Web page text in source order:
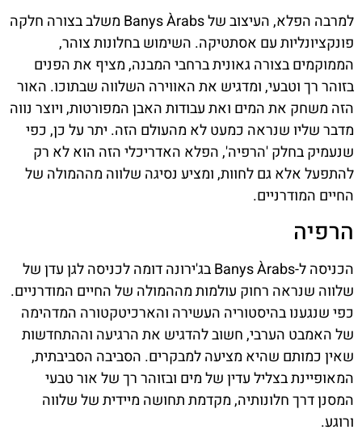
למרבה הפלא, העיצוב של Banys Àrabs משלב בצורה חלקה
פונקציונליות עם אסתטיקה. השימוש בחלונות צוהר,
הממוקמים בצורה גאונית ברחבי המבנה, מציף את הפנים
בזוהר רך וטבעי, ומדגיש את האווירה השלווה שבתוכו. האור
הזה משחק את המים ואת עבודות האבן המפורטות, ויוצר נווה
מדבר שליו שנראה כמעט לא מהעולם הזה. יתר על כן, כפי
שנעמיק בחלק 'הרפיה', הפלא האדריכלי הזה הוא לא רק
להתפעל אלא גם לחוות, ומציע נסיגה שלווה מההמולה של
החיים המודרניים.
הרפיה
הכניסה ל-Banys Àrabs בג'ירונה דומה לכניסה לגן עדן של
שלווה שנראה רחוק עולמות מההמולה של החיים המודרניים.
כפי שנגענו בהיסטוריה העשירה והארכיטקטורה המדהימה
של האמבט הערבי, חשוב להדגיש את הרגיעה וההתחדשות
שאין כמותם שהיא מציעה למבקרים. הסביבה הסביבתית,
המאופיינת בצליל עדין של מים ובזוהר רך של אור טבעי
המסנן דרך חלונותיה, מקדמת תחושה מיידית של שלווה
ורוגע.